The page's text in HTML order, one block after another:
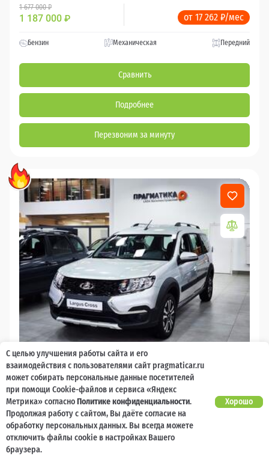
1 677 000 ₽
1 187 000 ₽ от 17 262 ₽/мес
Бензин Механическая Передний
Сравнить
Подробнее
Перезвоним за минуту
LADA Largus
2026
Есть предложение?
Улучшим! Ваш кешбек 10 000 баллов
2 017 000 ₽
1 477 600₽
С целью улучшения работы сайта и его
взаимодействия с пользователями сайт pragmaticar.ru
может собирать персональные данные посетителей
при помощи Cookie-файлов и сервиса «Яндекс
Метрика» согласноПолитике конфиденциальности.
Продолжая работу с сайтом, Вы даёте согласие на
обработку персональных данных. Вы всегда можете
отключить файлы cookie в настройках Вашего
браузера.
Хорошо